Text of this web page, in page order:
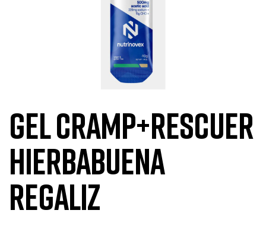
GEL CRAMP+RESCUER
HIERBABUENA
REGALIZ